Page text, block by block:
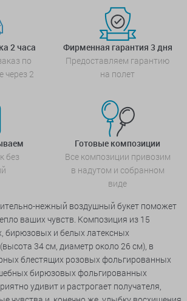
2 часа
по
через 2
Фирменная гарантия 3 дня
Предоставляем гарантию
на полет
без
Готовые композиции
Все композиции привозим
в надутом и собранном
виде
нежный воздушный букет поможет
ваших чувств. Композиция из 15
бирюзовых и белых латексных
34 см, диаметр около 26 см), в
блестящих розовых фольгированных
бирюзовых фольгированных
удивит и растрогает получателя,